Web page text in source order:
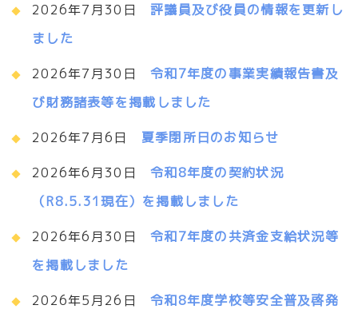
2026年7月30日評議員及び役員の情報を更新し
ました
2026年7月30日令和7年度の事業実績報告書及
び財務諸表等を掲載しました
2026年7月6日 夏季閉所日のお知らせ
2026年6月30日令和8年度の契約状況
（R8.5.31現在）を掲載しました
2026年6月30日令和7年度の共済金支給状況等
を掲載しました
2026年5月26日令和8年度学校等安全普及啓発